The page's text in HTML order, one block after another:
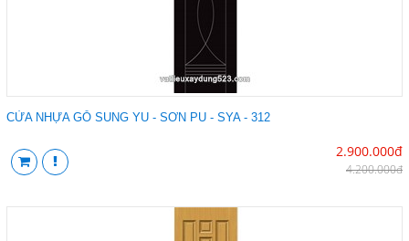
CỬA NHỰA GỖ SUNG YU - SƠN PU - SYA - 312
2.900.000đ
4.200.000đ